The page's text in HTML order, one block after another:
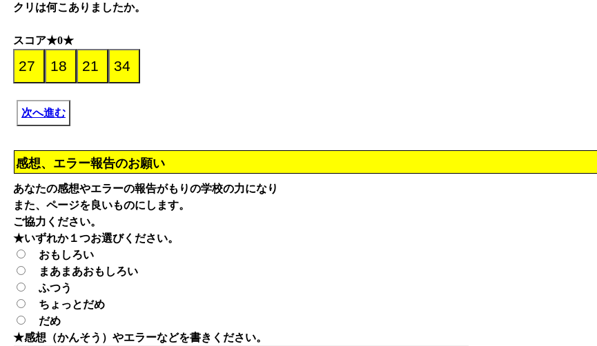
クリは何こありましたか。
スコア★0★
次へ進む
感想、エラー報告のお願い
あなたの感想やエラーの報告がもりの学校の力になり
また、ページを良いものにします。
ご協力ください。
★いずれか１つお選びください。
おもしろい
まあまあおもしろい
ふつう
ちょっとだめ
だめ
★感想（かんそう）やエラーなどを書きください。